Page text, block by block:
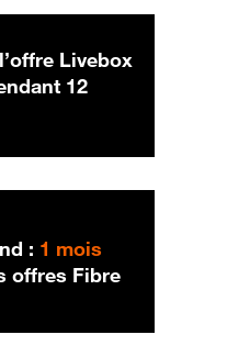
Livebox
€ par mois
12
: 1 mois
offres Fibre